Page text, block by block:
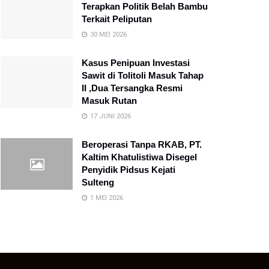
Terapkan Politik Belah Bambu
Terkait Peliputan
30 MEI 2026
Kasus Penipuan Investasi
Sawit di Tolitoli Masuk Tahap
II ,Dua Tersangka Resmi
Masuk Rutan
17 JUNI 2026
Beroperasi Tanpa RKAB, PT.
Kaltim Khatulistiwa Disegel
Penyidik Pidsus Kejati
Sulteng
1 MEI 2026